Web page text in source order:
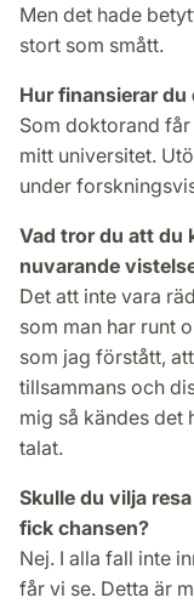
Men det hade
stort som smått.
Hur finansierar
Som doktorand
mitt universitet.
under
Vad tror du att du
nuvarande
Det att inte vara
som man har runt
som jag förstått,
tillsammans och
mig så kändes det
talat.
Skulle du vilja
fick chansen?
Nej. I alla fall inte
får vi se. Detta är